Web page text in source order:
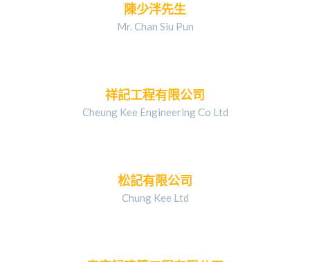
陳少泮先生
Mr. Chan Siu Pun
祥記工程有限公司
Cheung Kee Engineering Co Ltd
松記有限公司
Chung Kee Ltd